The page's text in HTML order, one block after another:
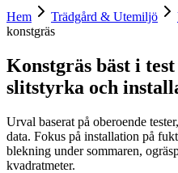
Hem Trädgård & Utemiljö
konstgräs
Konstgräs bäst i
slitstyrka och
Urval baserat på oberoende
data. Fokus på installation på
blekning under sommaren,
kvadratmeter.